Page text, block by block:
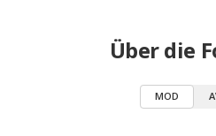
Über die
MOD